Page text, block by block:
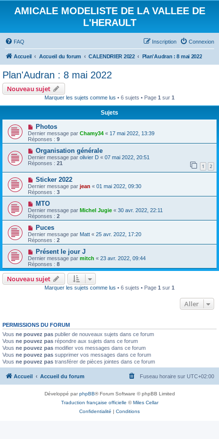
AMICALE MODELISTE DE LA VALLEE DE
L'HERAULT
FAQ Connexion
Inscription
Accueil Accueil du forum CALENDRIER 2022 Plan'Audran : 8 mai 2022
Plan'Audran : 8 mai 2022
Nouveau sujet
Marquer les sujets comme lus • 6 sujets • Page 1 sur 1
Sujets
Photos
Dernier message par Chamy34 « 17 mai 2022, 13:39
Réponses : 9
Organisation générale
Dernier message par olivier D « 07 mai 2022, 20:51
Réponses : 21 1 2
Sticker 2022
Dernier message par jean « 01 mai 2022, 09:30
Réponses : 3
MTO
Dernier message par Michel Jugie « 30 avr. 2022, 22:11
Réponses : 2
Puces
Dernier message par Matt « 25 avr. 2022, 17:20
Réponses : 2
Présent le jour J
Dernier message par mitch « 23 avr. 2022, 09:44
Réponses : 8
Nouveau sujet
Marquer les sujets comme lus • 6 sujets • Page 1 sur 1
Aller
PERMISSIONS DU FORUM
Vous ne pouvez pas publier de nouveaux sujets dans ce forum
Vous ne pouvez pas répondre aux sujets dans ce forum
Vous ne pouvez pas modifier vos messages dans ce forum
Vous ne pouvez pas supprimer vos messages dans ce forum
Vous ne pouvez pas transférer de pièces jointes dans ce forum
Accueil Accueil du forum Fuseau horaire sur UTC+02:00
Développé parphpBB® Forum Software © phpBB Limited
Traduction française officielle ©Miles Cellar
Confidentialité | Conditions